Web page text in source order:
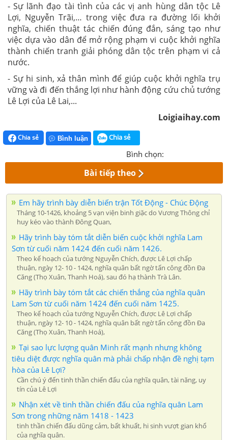
- Sự lãnh đạo tài tình của các vị anh hùng dân tộc Lê
Lợi, Nguyễn Trãi,… trong việc đưa ra đường lối khởi
nghĩa, chiến thuật tác chiến đúng đắn, sáng tạo như
việc dựa vào dân để mở rộng phạm vi cuộc khởi nghĩa
thành chiến tranh giải phóng dân tộc trên phạm vi cả
nước.
- Sự hi sinh, xả thân mình để giúp cuộc khởi nghĩa trụ
vững và đi đến thắng lợi như hành động cứu chủ tướng
Lê Lợi của Lê Lai,...
Loigiaihay.com
Chia sẻ Bình luận Chia sẻ
Bình chọn:
Bài tiếp theo
Em hãy trình bày diễn biến trận Tốt Động - Chúc Động
Tháng 10-1426, khoảng 5 vạn viện binh giặc do Vương Thông chỉ
huy kéo vào thành Đông Quan,
Hãy trình bày tóm tắt diễn biến cuộc khởi nghĩa Lam
Sơn từ cuối năm 1424 đến cuối năm 1426.
Theo kế hoạch của tướng Nguyễn Chích, được Lê Lợi chấp
thuận, ngày 12- 10 - 1424, nghĩa quân bất ngờ tấn công đồn Đa
Căng (Thọ Xuân, Thanh Hoá), sau đó hạ thành Trà Lân.
Hãy trình bày tóm tắt các chiến thắng của nghĩa quân
Lam Sơn từ cuối năm 1424 đến cuối năm 1425.
Theo kế hoạch của tướng Nguyễn Chích, được Lê Lợi chấp
thuận, ngày 12- 10 - 1424, nghĩa quân bất ngờ tấn công đồn Đa
Căng (Thọ Xuân, Thanh Hoá),
Tại sao lực lượng quân Minh rất mạnh nhưng không
tiêu diệt được nghĩa quân mà phải chấp nhận đề nghị tạm
hòa của Lê Lợi?
Cần chú ý đến tinh thần chiến đấu của nghĩa quân, tài năng, uy
tín của Lê Lợi
Nhận xét về tinh thần chiến đấu của nghĩa quân Lam
Sơn trong những năm 1418 - 1423
tinh thần chiến đấu dũng cảm, bất khuất, hi sinh vượt gian khổ
của nghĩa quân.